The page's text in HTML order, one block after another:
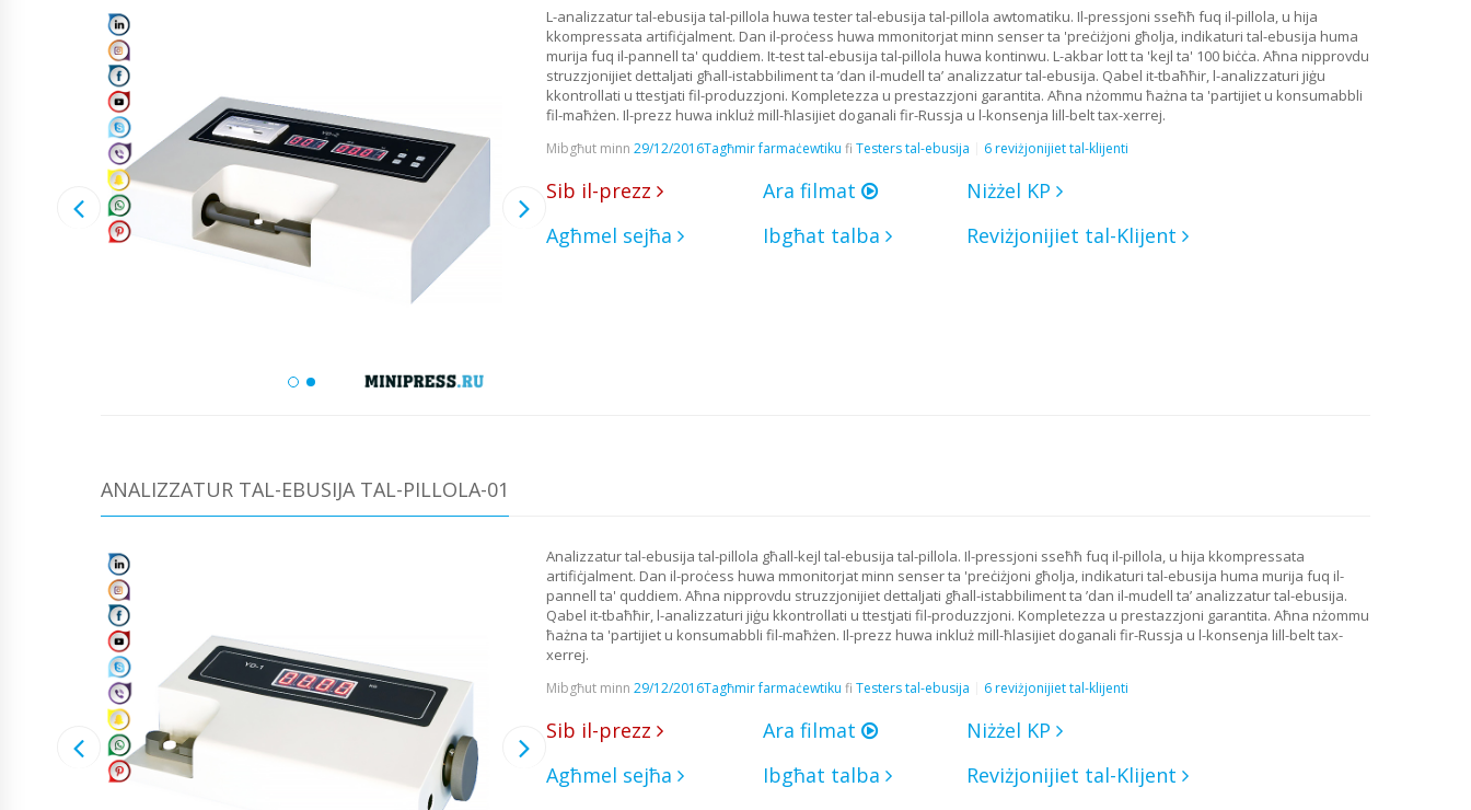
L-analizzatur tal-ebusija tal-pillola huwa tester tal-ebusija tal-pillola awtomatiku. Il-pressjoni sseħħ fuq il-pillola, u hija
kkompressata artifiċjalment. Dan il-proċess huwa mmonitorjat minn senser ta 'preċiżjoni għolja, indikaturi tal-ebusija huma
murija fuq il-pannell ta' quddiem. It-test tal-ebusija tal-pillola huwa kontinwu. L-akbar lott ta 'kejl ta' 100 biċċa. Aħna nipprovdu
struzzjonijiet dettaljati għall-istabbiliment ta ’dan il-mudell ta’ analizzatur tal-ebusija. Qabel it-tbaħħir, l-analizzaturi jiġu
kkontrollati u ttestjati fil-produzzjoni. Kompletezza u prestazzjoni garantita. Aħna nżommu ħażna ta 'partijiet u konsumabbli
fil-maħżen. Il-prezz huwa inkluż mill-ħlasijiet doganali fir-Russja u l-konsenja lill-belt tax-xerrej.
Mibgħut minn 29/12/2016Tagħmir farmaċewtiku fi Testers tal-ebusija 6 reviżjonijiet tal-klijenti
Sib il-prezz Ara filmat
Niżżel KP
Agħmel sejħa
Ibgħat talba Reviżjonijiet tal-Klijent
ANALIZZATUR TAL-EBUSIJA TAL-PILLOLA-01
Analizzatur tal-ebusija tal-pillola għall-kejl tal-ebusija tal-pillola. Il-pressjoni sseħħ fuq il-pillola, u hija kkompressata
artifiċjalment. Dan il-proċess huwa mmonitorjat minn senser ta 'preċiżjoni għolja, indikaturi tal-ebusija huma murija fuq il-
pannell ta' quddiem. Aħna nipprovdu struzzjonijiet dettaljati għall-istabbiliment ta ’dan il-mudell ta’ analizzatur tal-ebusija.
Qabel it-tbaħħir, l-analizzaturi jiġu kkontrollati u ttestjati fil-produzzjoni. Kompletezza u prestazzjoni garantita. Aħna nżommu
ħażna ta 'partijiet u konsumabbli fil-maħżen. Il-prezz huwa inkluż mill-ħlasijiet doganali fir-Russja u l-konsenja lill-belt tax-
xerrej.
Mibgħut minn 29/12/2016Tagħmir farmaċewtiku fi Testers tal-ebusija 6 reviżjonijiet tal-klijenti
Sib il-prezz Ara filmat
Niżżel KP
Agħmel sejħa
Ibgħat talba Reviżjonijiet tal-Klijent